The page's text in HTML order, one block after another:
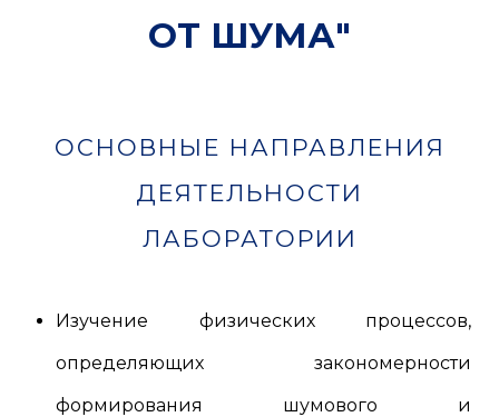
ОТ ШУМА"
ОСНОВНЫЕ НАПРАВЛЕНИЯ
ДЕЯТЕЛЬНОСТИ
ЛАБОРАТОРИИ
Изучение физических процессов,
определяющих закономерности
формирования шумового и